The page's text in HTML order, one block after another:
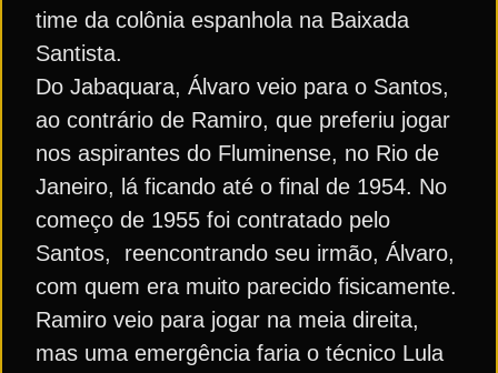
time da colônia espanhola na Baixada
Santista.
Do Jabaquara, Álvaro veio para o Santos,
ao contrário de Ramiro, que preferiu jogar
nos aspirantes do Fluminense, no Rio de
Janeiro, lá ficando até o final de 1954. No
começo de 1955 foi contratado pelo
Santos, reencontrando seu irmão, Álvaro,
com quem era muito parecido fisicamente.
Ramiro veio para jogar na meia direita,
mas uma emergência faria o técnico Lula